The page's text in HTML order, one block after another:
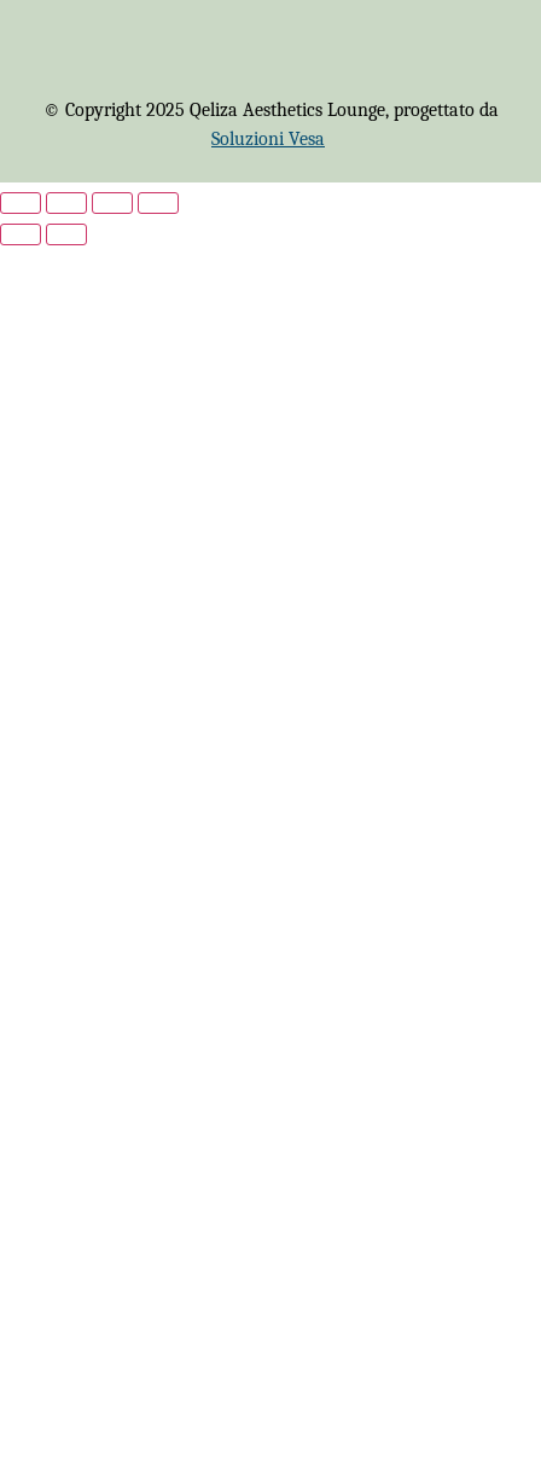
© Copyright 2025 Qeliza Aesthetics Lounge, progettato da
Soluzioni Vesa